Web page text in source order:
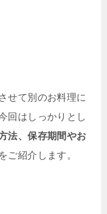
せて別のお料理に
回はしっかりとし
法、保存期間やお
ご紹介します。